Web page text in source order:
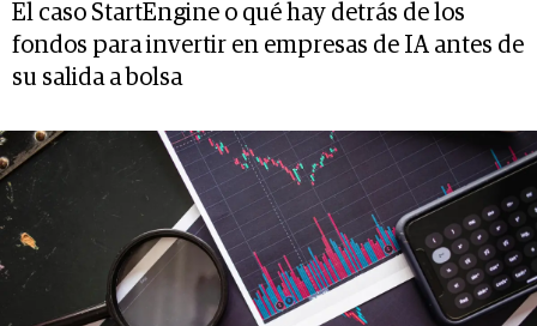
El caso StartEngine o qué hay detrás de los
fondos para invertir en empresas de IA antes de
su salida a bolsa